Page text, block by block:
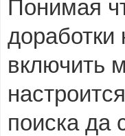
Понимая
доработки
включить
поиска да